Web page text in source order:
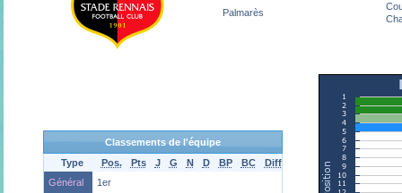
Palmarès
Classements de l'équipe
Type
Pos. Pts J G N D BP BC
Diff
Général
1er